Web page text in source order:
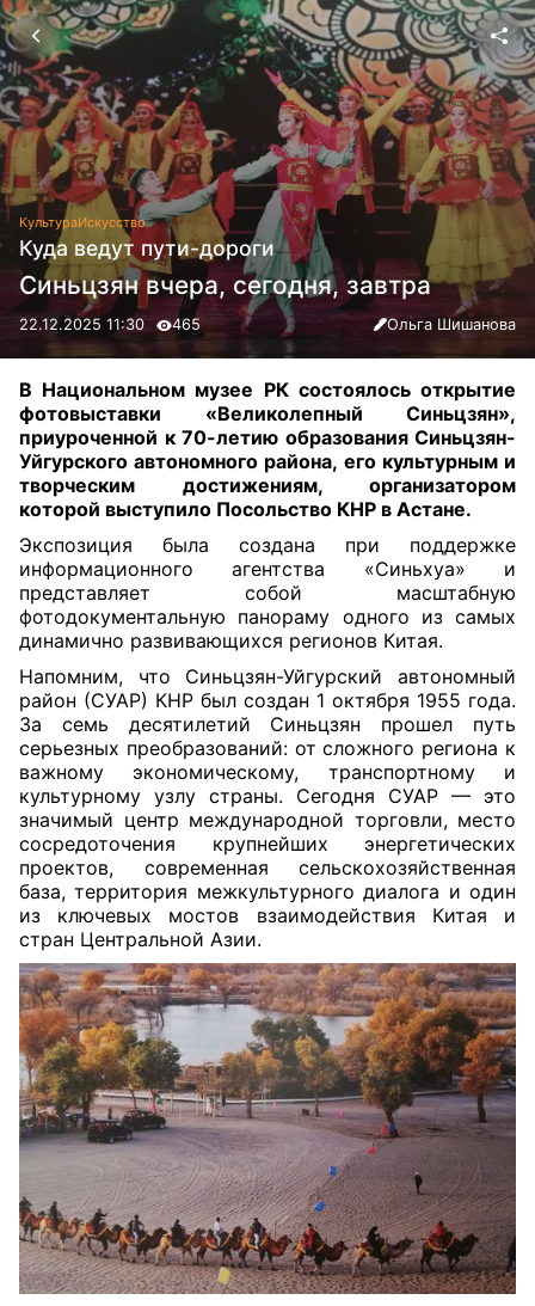
КультураИскусство
Куда ведут пути-дороги
Синьцзян вчера, сегодня, завтра
22.12.2025 11:30 465 Ольга Шишанова
В Национальном музее РК состоялось открытие
фотовыставки «Великолепный Синьцзян»,
приуроченной к 70-летию образования Синьцзян-
Уйгурского автономного района, его культурным и
творческим достижениям, организатором
которой выступило Посольство КНР в Астане.
Экспозиция была создана при поддержке
информационного агентства «Синьхуа» и
представляет собой масштабную
фотодокументальную панораму одного из самых
динамично развивающихся регионов Китая.
Напомним, что Синьцзян-Уйгурский автономный
район (СУАР) КНР был создан 1 октября 1955 года.
За семь десятилетий Синьцзян прошел путь
серьезных преобразований: от сложного региона к
важному экономическому, транспортному и
культурному узлу страны. Сегодня СУАР — это
значимый центр международной торговли, место
сосредоточения крупнейших энергетических
проектов, современная сельскохозяйственная
база, территория межкультурного диалога и один
из ключевых мостов взаимодействия Китая и
стран Центральной Азии.